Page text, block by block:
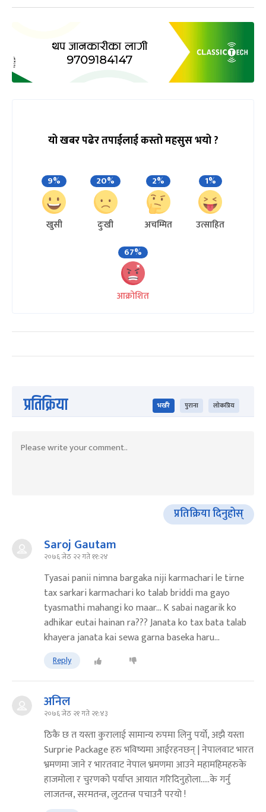
यो खबर पढेर तपाईलाई कस्तो महसुस भयो ?
9%
खुसी
20%
दुःखी
2%
अचम्मित
1%
उत्साहित
67%
आक्रोशित
प्रतिक्रिया भर्खरै पुराना लोकप्रिय
प्रतिक्रिया दिनुहोस्
Saroj Gautam
२०७६ जेठ २२ गते ११:२४
Tyasai panii nimna bargaka niji karmachari le tirne
tax sarkari karmachari ko talab briddi ma gayo
tyasmathi mahangi ko maar... K sabai nagarik ko
adhikar eutai hainan ra??? Janata ko tax bata talab
khayera janata kai sewa garna baseka haru...
Reply
अनिल
२०७६ जेठ २१ गते २१:४३
ठिकै छ त यस्ता कुरालाई सामान्य रुपमा लिनु पर्यो, अझै यस्ता
Surprie Package हरु भविष्यमा आईरहनछन् | नेपालवाट भारत
भ्रमणमा जाने र भारतवाट नेपाल भ्रमणमा आउने महामहिमहरुके
हाजमोला र चुरणको पर्याप्त आयात गरिदिनुहोला.....के गर्नु
लाजतन्त्र, सरमतन्त्र, लुटतन्त्र पचाउनै परयो !